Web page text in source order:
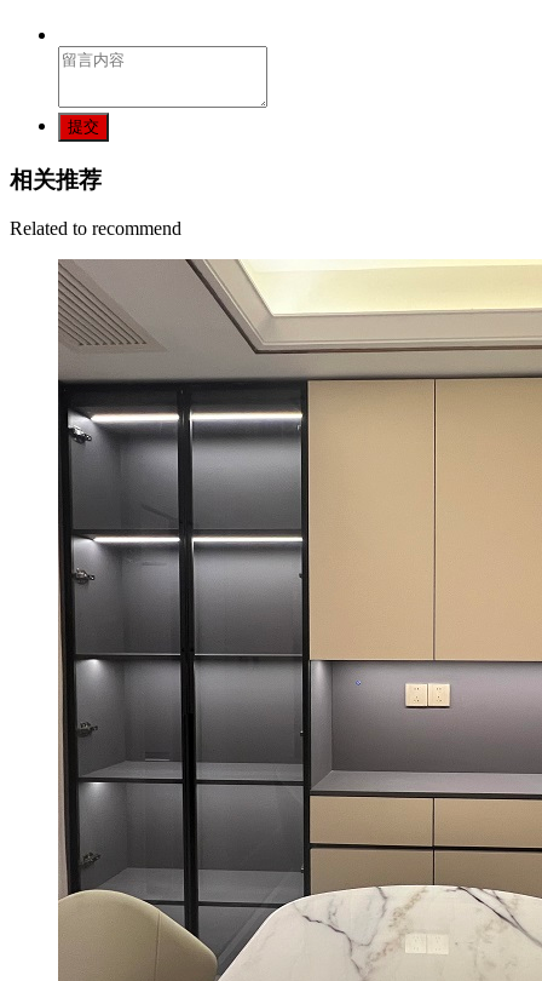
提交
相关推荐
Related to recommend